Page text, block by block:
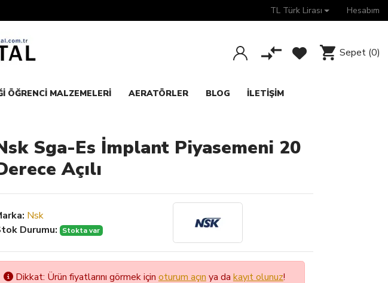
TL Türk Lirası Hesabım
Sepet (0)
ÖĞRENCI MALZEMELERI AERATÖRLER BLOG İLETIŞIM
Sga-Es İmplant Piyasemeni 20
Açılı
Nsk
Durumu:
Stokta var
Dikkat: Ürün fiyatlarını görmek için oturum açın ya da kayıt olunuz!